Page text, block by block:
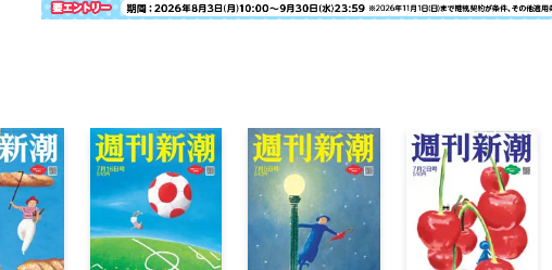
この連載はミスリードです／中川淳一郎
スジ論／坂上忍
気になる一手その後（下1/4P)
コンフィデンシャル
和田式「ピンピンコロリ」の練習帳／和田秀樹
黒い報告書